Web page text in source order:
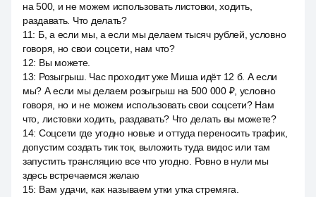
на 500, и не можем использовать листовки, ходить,
раздавать. Что делать?
11: Б, а если мы, а если мы делаем тысяч рублей, условно
говоря, но свои соцсети, нам что?
12: Вы можете.
13: Розыгрыш. Час проходит уже Миша идёт 12 б. А если
мы? А если мы делаем розыгрыш на 500 000 ₽, условно
говоря, но и не можем использовать свои соцсети? Нам
что, листовки ходить, раздавать? Что делать вы можете?
14: Соцсети где угодно новые и оттуда переносить трафик,
допустим создать тик ток, выложить туда видос или там
запустить трансляцию все что угодно. Ровно в нули мы
здесь встречаемся желаю
15: Вам удачи, как называем утки утка стремяга.